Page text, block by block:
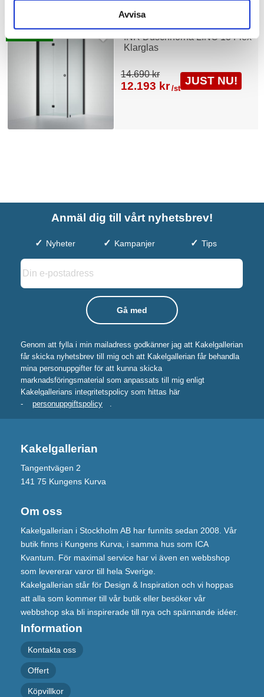
Avvisa
INR Duschhörna LINC 13 Flex
Klarglas
14.690 kr
12.193 kr /st
JUST NU!
Fri frakt
Anmäl dig till vårt nyhetsbrev!
Nyheter Kampanjer Tips
Genom att fylla i min mailadress godkänner jag att Kakelgallerian
får skicka nyhetsbrev till mig och att Kakelgallerian får behandla
mina personuppgifter för att kunna skicka
marknadsföringsmaterial som anpassats till mig enligt
Kakelgallerians integritetspolicy som hittas här
-
personuppgiftspolicy .
Kakelgallerian
Tangentvägen 2
141 75 Kungens Kurva
Om oss
Kakelgallerian i Stockholm AB har funnits sedan 2008. Vår
butik finns i Kungens Kurva, i samma hus som ICA
Kvantum. För maximal service har vi även en webbshop
som levererar varor till hela Sverige.
Kakelgallerian står för Design & Inspiration och vi hoppas
att alla som kommer till vår butik eller besöker vår
webbshop ska bli inspirerade till nya och spännande idéer.
Information
Kontakta oss
Offert
Köpvillkor